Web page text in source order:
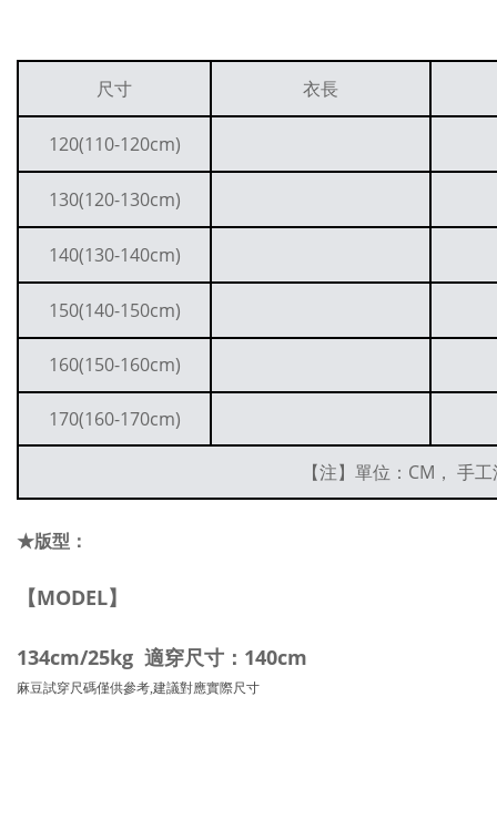
尺寸 衣長
120(110-120cm)
130(120-130cm)
140(130-140cm)
150(140-150cm)
160(150-160cm)
170(160-170cm)
【注】單位：CM， 手
★版型：
【MODEL】
134cm/25kg 適穿尺寸：140cm
麻豆試穿尺碼僅供參考,建議對應實際尺寸